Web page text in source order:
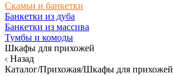
Скамьи и банкетки
Банкетки из дуба
Банкетки из массива
Тумбы и комоды
Шкафы для прихожей
Назад
Каталог/Прихожая/Шкафы для прихожей